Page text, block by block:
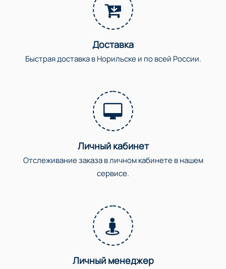
Доставка
Быстрая доставка в Норильске и по всей России.
Личный кабинет
Отслеживание заказа в личном кабинете в нашем
сервисе.
Личный менеджер